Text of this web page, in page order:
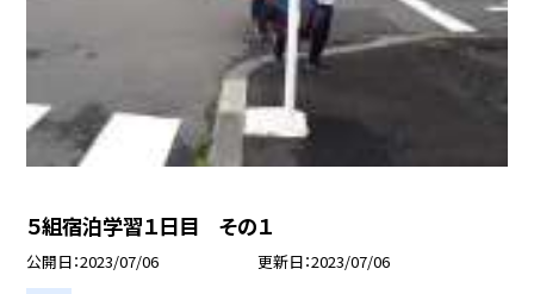
５組宿泊学習１日目 その１
公開日 2023/07/06 更新日 2023/07/06